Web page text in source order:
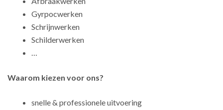
Gyrpocwerken
Schrijnwerken
Schilderwerken
…
Waarom kiezen voor ons?
snelle & professionele uitvoering